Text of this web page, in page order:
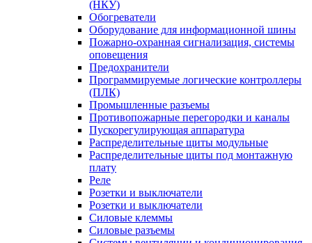
(НКУ)
Обогреватели
Оборудование для информационной шины
Пожарно-охранная сигнализация, системы
оповещения
Предохранители
Программируемые логические контроллеры
(ПЛК)
Промышленные разъемы
Противопожарные перегородки и каналы
Пускорегулирующая аппаратура
Распределительные щиты модульные
Распределительные щиты под монтажную
плату
Реле
Розетки и выключатели
Розетки и выключатели
Силовые клеммы
Силовые разъемы